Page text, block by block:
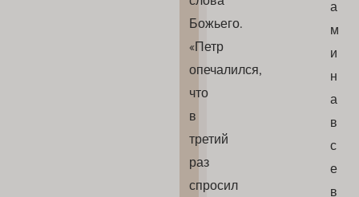
Божьего.
«Петр
опечалился,
что
в
третий
раз
спросил
а
м
и
н
а
в
с
е
в